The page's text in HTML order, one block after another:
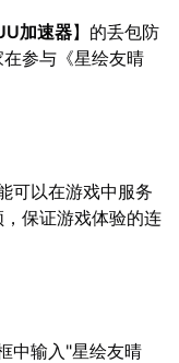
加速器】的丢包防
参与《星绘友晴
可以在游戏中服务
保证游戏体验的连
中输入"星绘友晴